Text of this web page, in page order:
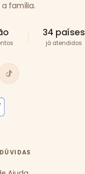
família.
34 países
já atendidos